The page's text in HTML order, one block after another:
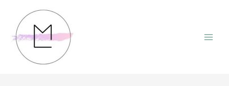
inhoud